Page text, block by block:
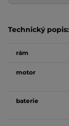
Technický popis:
rám
motor
baterie